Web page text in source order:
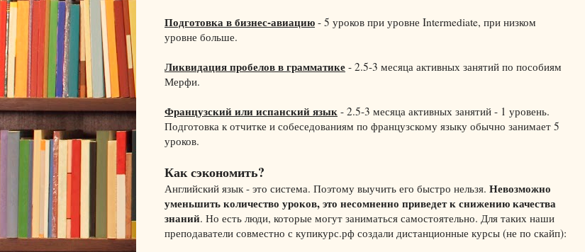
Подготовка в бизнес-авиацию - 5 уроков при уровне Intermediate, при низком
уровне больше.
Ликвидация пробелов в грамматике - 2.5-3 месяца активных занятий по пособиям
Мерфи.
Французский или испанский язык - 2.5-3 месяца активных занятий - 1 уровень.
Подготовка к отчитке и собеседованиям по французскому языку обычно занимает 5
уроков.
Как сэкономить?
Английский язык - это система. Поэтому выучить его быстро нельзя. Невозможно
уменьшить количество уроков, это несомненно приведет к снижению качества
знаний. Но есть люди, которые могут заниматься самостоятельно. Для таких наши
преподаватели совместно с купикурс.рф создали дистанционные курсы (не по скайп):